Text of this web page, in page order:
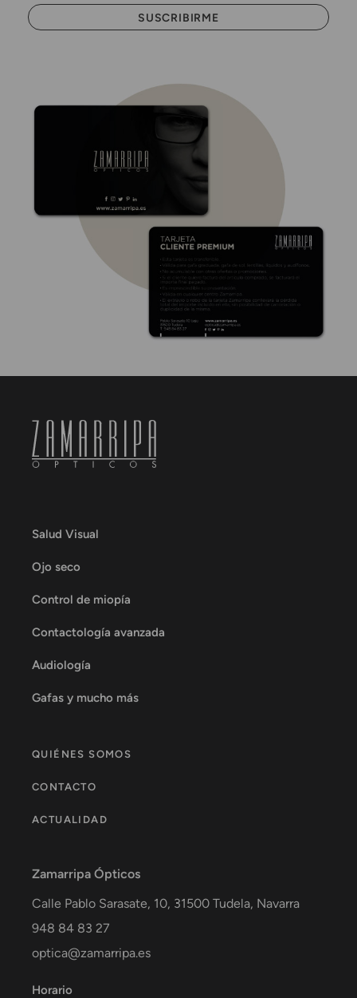
Salud Visual
Ojo seco
Control de miopía
Contactología avanzada
Audiología
Gafas y mucho más
QUIÉNES SOMOS
CONTACTO
ACTUALIDAD
Zamarripa Ópticos
Calle Pablo Sarasate, 10, 31500 Tudela, Navarra
948 84 83 27
optica@zamarripa.es
Horario